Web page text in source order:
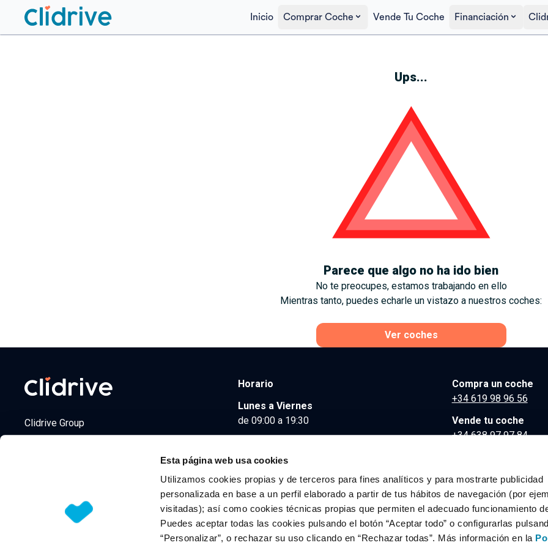
Esta página web usa cookies
Utilizamos cookies propias y de terceros para fines analíticos y para mostrarte publicidad
personalizada en base a un perfil elaborado a partir de tus hábitos de navegación (por
visitadas); así como cookies técnicas propias que permiten el adecuado funcionamiento
Puedes aceptar todas las cookies pulsando el botón “Aceptar todo” o configurarlas
“Personalizar”, o rechazar su uso clicando en “Rechazar todas”. Más información en la
Inicio Comprar Coche Vende Tu Coche Financiación
Ups...
Parece que algo no ha ido bien
No te preocupes, estamos trabajando en ello
Mientras tanto, puedes echarle un vistazo a nuestros coches:
Ver coches
Clidrive Group
Horario
Lunes a Viernes
de 09:00 a 19:30
Compra un coche
+34 619 98 96 56
Vende tu coche
+34 638 97 97 84
© 2026 CLIDRIVE CAPITAL, SOCIEDAD LIMITADA. Todos los derechos reservados.